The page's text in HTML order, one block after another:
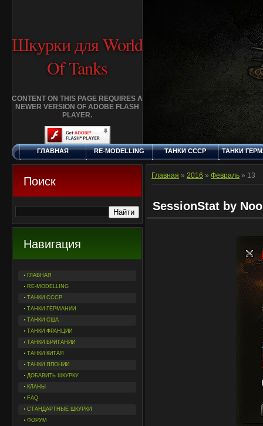
Шкурки для World
Of Tanks
CONTENT ON THIS PAGE REQUIRES A
NEWER VERSION OF ADOBE FLASH
PLAYER.
ЧЕТВЕРГ, 6.8.2026
ГЛАВНАЯ RE-MODELLING ТАНКИ СССР ТАНКИ
ДОБАВИТЬ
КЛАНЫ FAQ
Поиск
Навигация
ГЛАВНАЯ
RE-MODELLING
ТАНКИ СССР
ТАНКИ ГЕРМАНИИ
ТАНКИ США
ТАНКИ ФРАНЦИИ
ТАНКИ БРИТАНИИ
ТАНКИ КИТАЯ
ТАНКИ ЯПОНИИ
ДОБАВИТЬ ШКУРКУ
КЛАНЫ
FAQ
СТАНДАРТНЫЕ ШКУРКИ
ФОРУМ
Главная » 2016 » Февраль » 13
SessionStat by